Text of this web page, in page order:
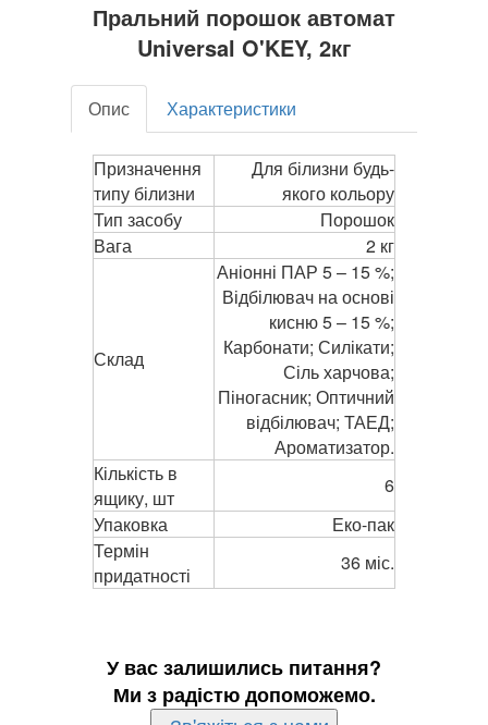
Пральний порошок автомат
Universal O'KEY, 2кг
Опис Характеристики
Призначення
типу білизни
Для білизни будь-
якого кольору
Тип засобу
Порошок
Вага
2 кг
Склад
Аніонні ПАР 5 – 15 %;
Відбілювач на основі
кисню 5 – 15 %;
Карбонати; Силікати;
Сіль харчова;
Піногасник; Оптичний
відбілювач; ТАЕД;
Ароматизатор.
Кількість в
ящику, шт
6
Упаковка
Еко-пак
Термін
придатності
36 міс.
У вас залишились питання?
Ми з радістю допоможемо.